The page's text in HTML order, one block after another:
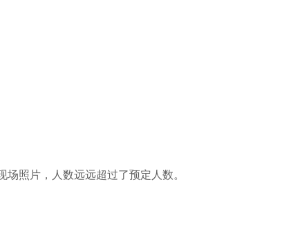
场照片，人数远远超过了预定人数。